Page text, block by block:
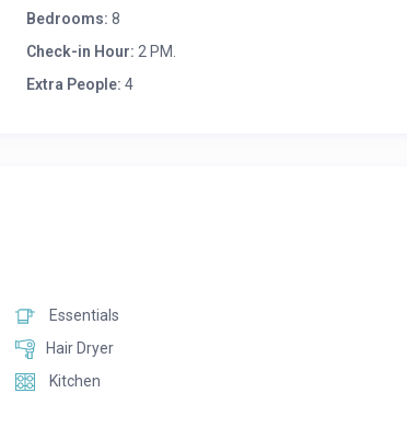
Bedrooms: 8
Check-in Hour: 2 PM.
Extra People: 4
Essentials
Hair Dryer
Kitchen